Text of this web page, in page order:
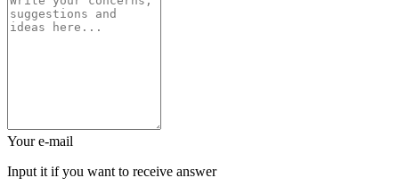
Your e-mail
Input it if you want to receive answer